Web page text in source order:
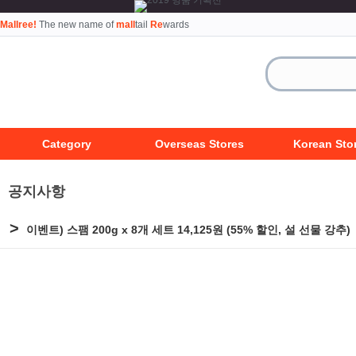
Mallree! The new name ofmall tail Rewards
Category Overseas Stores Korean
공지사항
> 이벤트) 스팸 200g x 8개 세트 14,125원 (55% 할인, 설 선물 강추)